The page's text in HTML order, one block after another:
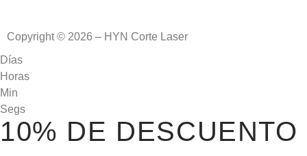
Copyright © 2026 – HYN Corte Laser
10% DE DESCUENTO
Días
Horas
Min
Segs